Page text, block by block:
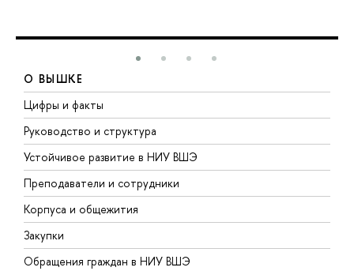
О ВЫШКЕ
Цифры и факты
Руководство и структура
Устойчивое развитие в НИУ ВШЭ
Преподаватели и сотрудники
Корпуса и общежития
Закупки
Обращения граждан в НИУ ВШЭ